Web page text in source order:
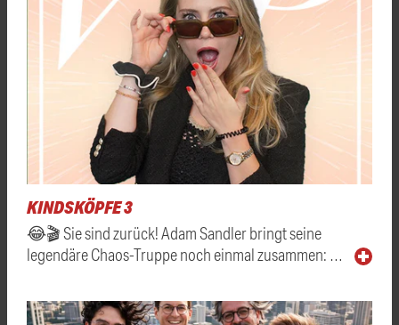
KINDSKÖPFE 3
😂🎬 Sie sind zurück! Adam Sandler bringt seine
legendäre Chaos-Truppe noch einmal zusammen: …